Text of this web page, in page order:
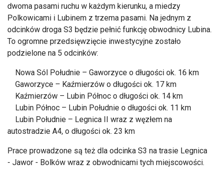
dwoma pasami ruchu w każdym kierunku, a miedzy
Polkowicami i Lubinem z trzema pasami. Na jednym z
odcinków droga S3 będzie pełnić funkcję obwodnicy Lubina.
To ogromne przedsięwzięcie inwestycyjne zostało
podzielone na 5 odcinków:
Nowa Sól Południe – Gaworzyce o długości ok. 16 km
Gaworzyce – Kaźmierzów o długości ok. 17 km
Kaźmierzów – Lubin Północ o długości ok. 14 km
Lubin Północ – Lubin Południe o długości ok. 11 km
Lubin Południe – Legnica II wraz z węzłem na
autostradzie A4, o długości ok. 23 km
Prace prowadzone są też dla odcinka S3 na trasie Legnica
- Jawor - Bolków wraz z obwodnicami tych miejscowości.